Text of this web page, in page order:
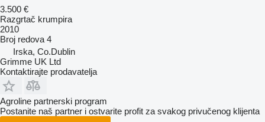
3.500 €
Razgrtač krumpira
2010
Broj redova 4
Irska, Co.Dublin
Grimme UK Ltd
Kontaktirajte prodavatelja
Agroline partnerski program
Postanite naš partner i ostvarite profit za svakog privučenog klijenta